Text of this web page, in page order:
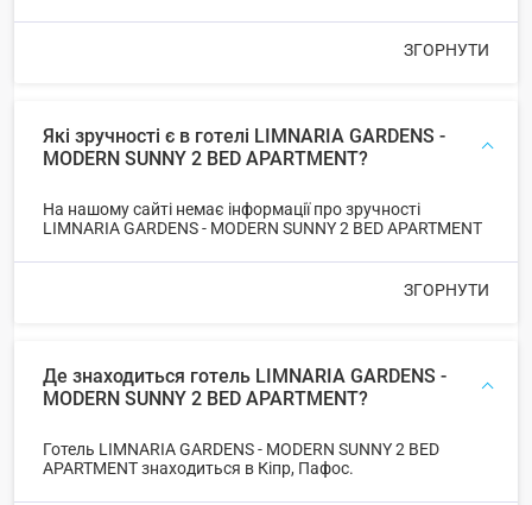
ЗГОРНУТИ
Які зручності є в готелі LIMNARIA GARDENS -
MODERN SUNNY 2 BED APARTMENT?
На нашому сайті немає інформації про зручності
LIMNARIA GARDENS - MODERN SUNNY 2 BED APARTMENT
ЗГОРНУТИ
Де знаходиться готель LIMNARIA GARDENS -
MODERN SUNNY 2 BED APARTMENT?
Готель LIMNARIA GARDENS - MODERN SUNNY 2 BED
APARTMENT знаходиться в Кіпр, Пафос.